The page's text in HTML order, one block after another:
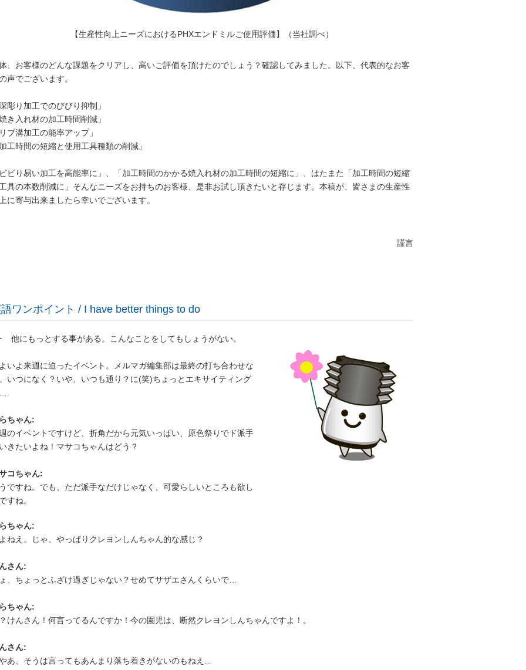
【生産性向上ニーズにおけるPHXエンドミルご使用評価】（当社調べ）
、お客様のどんな課題をクリアし、高いご評価を頂けたのでしょう？確認してみました。以下、代表的なお客
声でございます。
深彫り加工でのびびり抑制」
焼き入れ材の加工時間削減」
リブ溝加工の能率アップ」
加工時間の短縮と使用工具種類の削減」
ビビり易い加工を高能率に」、「加工時間のかかる焼入れ材の加工時間の短縮に」、はたまた「加工時間の短縮
具の本数削減に」そんなニーズをお持ちのお客様、是非お試し頂きたいと存じます。本稿が、皆さまの生産性
に寄与出来ましたら幸いでございます。
謹言
ワンポイント / I have better things to do
他にもっとする事がある。こんなことをしてもしょうがない。
いよ来週に迫ったイベント。メルマガ編集部は最終の打ち合わせな
いつになく？いや、いつも通り？に(笑)ちょっとエキサイティング
ちゃん:
のイベントですけど、折角だから元気いっぱい、原色祭りでド派手
きたいよね！マサコちゃんはどう？
コちゃん:
ですね。でも、ただ派手なだけじゃなく、可愛らしいところも欲し
すね。
ちゃん:
ねえ。じゃ、やっぱりクレヨンしんちゃん的な感じ？
さん:
、ちょっとふざけ過ぎじゃない？せめてサザエさんくらいで…
ちゃん:
けんさん！何言ってるんですか！今の園児は、断然クレヨンしんちゃんですよ！。
さん:
あ、そうは言ってもあんまり落ち着きがないのもねえ…